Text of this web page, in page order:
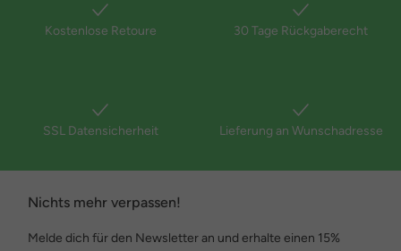
Kostenlose Retoure 30 Tage Rückgaberecht
SSL Datensicherheit Lieferung an Wunschadresse
Nichts mehr verpassen!
Melde dich für den Newsletter an und erhalte einen 15%